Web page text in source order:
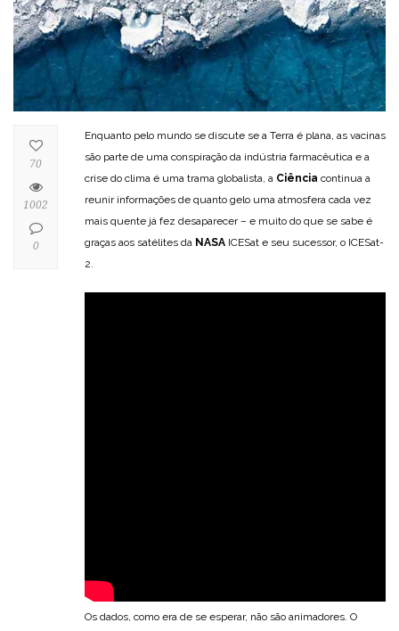
Enquanto pelo mundo se discute se a Terra é plana, as vacinas
são parte de uma conspiração da indústria farmacêutica e a
crise do clima é uma trama globalista, a Ciência continua a
reunir informações de quanto gelo uma atmosfera cada vez
mais quente já fez desaparecer – e muito do que se sabe é
graças aos satélites da NASA ICESat e seu sucessor, o ICESat-
2.
Os dados, como era de se esperar, não são animadores. O
70
1002
0